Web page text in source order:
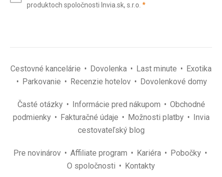
(povinné)
produktoch spoločnosti Invia.sk, s.r.o. *(povinné)
Cestovné kancelárie Dovolenka Last minute
Exotika
Parkovanie
Recenzie hotelov Dovolenkové domy
Časté otázky Informácie pred nákupom
Obchodné
podmienky
Fakturačné údaje Možnosti platby
Invia
cestovateľský blog
Pre novinárov Affiliate program Kariéra
Pobočky
O spoločnosti
Kontakty